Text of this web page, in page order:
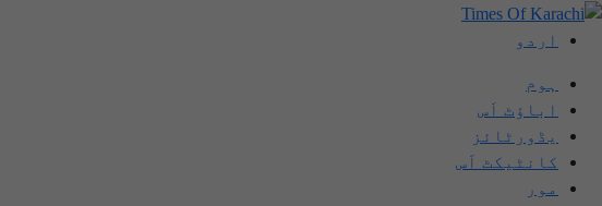
اردو
ہوم
اباؤٹ اَس
یڈورٹائز
کانٹیکٹ اَس
مور